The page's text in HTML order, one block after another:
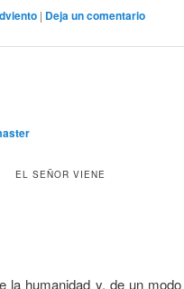
| Deja un comentario
EL SEÑOR VIENE
la humanidad y, de un